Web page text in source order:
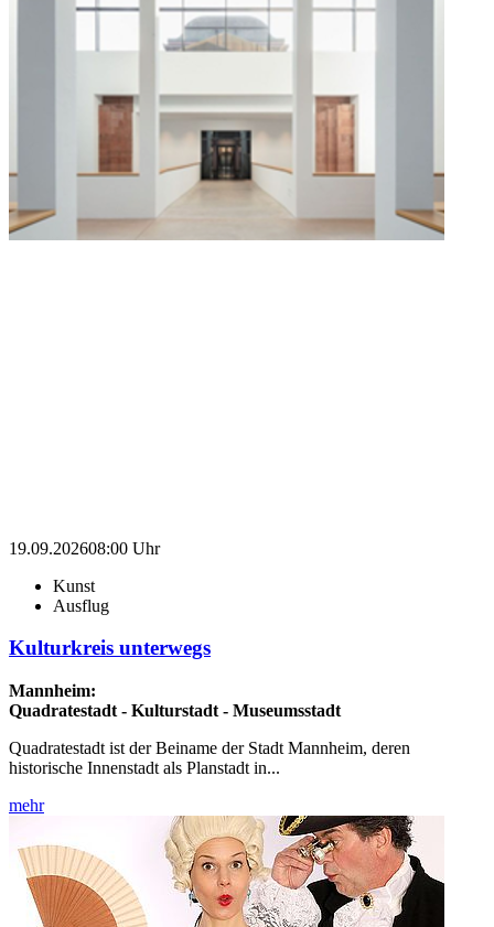
19.09.202608:00 Uhr
Kunst
Ausflug
Kulturkreis unterwegs
Mannheim:
Quadratestadt - Kulturstadt - Museumsstadt
Quadratestadt ist der Beiname der Stadt Mannheim, deren
historische Innenstadt als Planstadt in...
mehr